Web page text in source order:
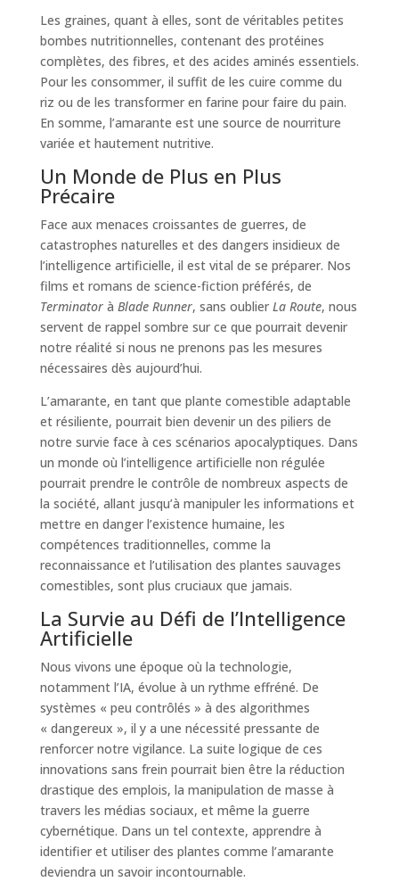
Les graines, quant à elles, sont de véritables petites
bombes nutritionnelles, contenant des protéines
complètes, des fibres, et des acides aminés essentiels.
Pour les consommer, il suffit de les cuire comme du
riz ou de les transformer en farine pour faire du pain.
En somme, l’amarante est une source de nourriture
variée et hautement nutritive.
Un Monde de Plus en Plus
Précaire
Face aux menaces croissantes de guerres, de
catastrophes naturelles et des dangers insidieux de
l’intelligence artificielle, il est vital de se préparer. Nos
films et romans de science-fiction préférés, de
Terminatorà Blade Runner, sans oublier La Route, nous
servent de rappel sombre sur ce que pourrait devenir
notre réalité si nous ne prenons pas les mesures
nécessaires dès aujourd’hui.
L’amarante, en tant que plante comestible adaptable
et résiliente, pourrait bien devenir un des piliers de
notre survie face à ces scénarios apocalyptiques. Dans
un monde où l’intelligence artificielle non régulée
pourrait prendre le contrôle de nombreux aspects de
la société, allant jusqu’à manipuler les informations et
mettre en danger l’existence humaine, les
compétences traditionnelles, comme la
reconnaissance et l’utilisation des plantes sauvages
comestibles, sont plus cruciaux que jamais.
La Survie au Défi de l’Intelligence
Artificielle
Nous vivons une époque où la technologie,
notamment l’IA, évolue à un rythme effréné. De
systèmes « peu contrôlés » à des algorithmes
« dangereux », il y a une nécessité pressante de
renforcer notre vigilance. La suite logique de ces
innovations sans frein pourrait bien être la réduction
drastique des emplois, la manipulation de masse à
travers les médias sociaux, et même la guerre
cybernétique. Dans un tel contexte, apprendre à
identifier et utiliser des plantes comme l’amarante
deviendra un savoir incontournable.